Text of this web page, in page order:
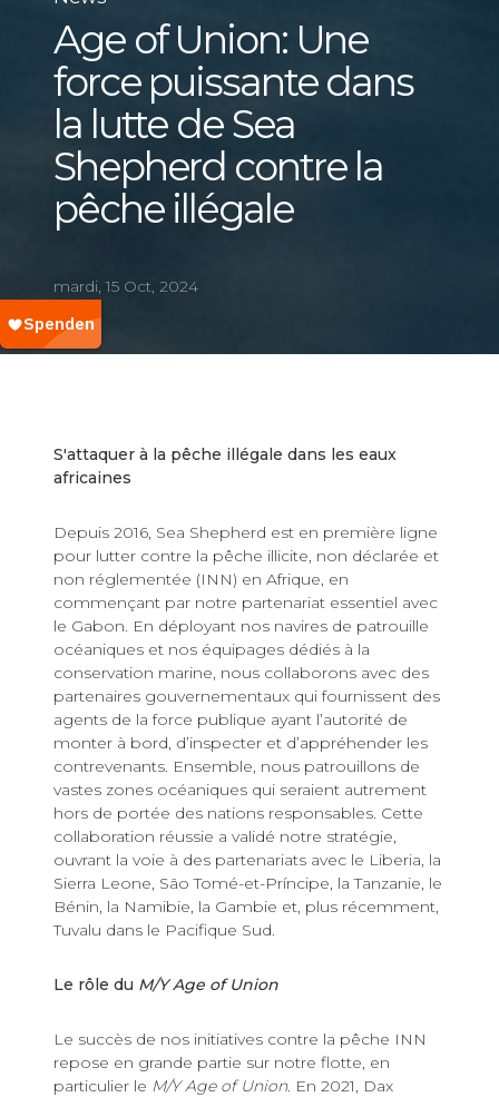
Age of Union: Une
force puissante dans
la lutte de Sea
Shepherd contre la
pêche illégale
mardi, 15 Oct, 2024
S'attaquer à la pêche illégale dans les eaux
africaines
Depuis 2016, Sea Shepherd est en première ligne
pour lutter contre la pêche illicite, non déclarée et
non réglementée (INN) en Afrique, en
commençant par notre partenariat essentiel avec
le Gabon. En déployant nos navires de patrouille
océaniques et nos équipages dédiés à la
conservation marine, nous collaborons avec des
partenaires gouvernementaux qui fournissent des
agents de la force publique ayant l’autorité de
monter à bord, d’inspecter et d’appréhender les
contrevenants. Ensemble, nous patrouillons de
vastes zones océaniques qui seraient autrement
hors de portée des nations responsables. Cette
collaboration réussie a validé notre stratégie,
ouvrant la voie à des partenariats avec le Liberia, la
Sierra Leone, São Tomé-et-Príncipe, la Tanzanie, le
Bénin, la Namibie, la Gambie et, plus récemment,
Tuvalu dans le Pacifique Sud.
Le rôle du M/Y Age of Union
Le succès de nos initiatives contre la pêche INN
repose en grande partie sur notre flotte, en
particulier le M/Y Age of Union. En 2021, Dax